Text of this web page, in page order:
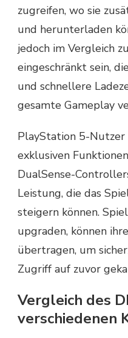
zugreifen, wo sie
und herunterladen
jedoch im Vergleich
eingeschränkt sein,
und schnellere
gesamte Gameplay
PlayStation 5-
exklusiven
DualSense-
Leistung, die das
steigern können.
upgraden, können
übertragen, um
Zugriff auf zuvor
Vergleich des
verschiedenen